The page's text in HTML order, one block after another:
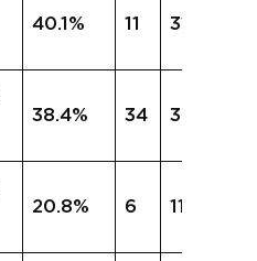
40.1% 11 31.9%
38.4% 34 39.6%
20.8% 6 11.3%